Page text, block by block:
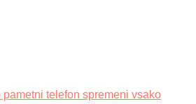
telefon spremeni vsako